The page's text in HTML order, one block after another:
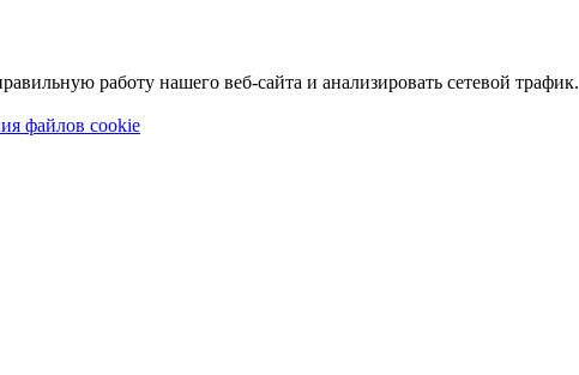
работу нашего веб-сайта и анализировать сетевой трафик.
файлов cookie